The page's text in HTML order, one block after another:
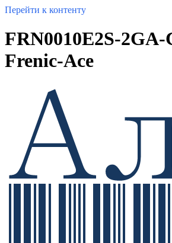
Перейти к контенту
FRN0010E2S-
Frenic-Ace